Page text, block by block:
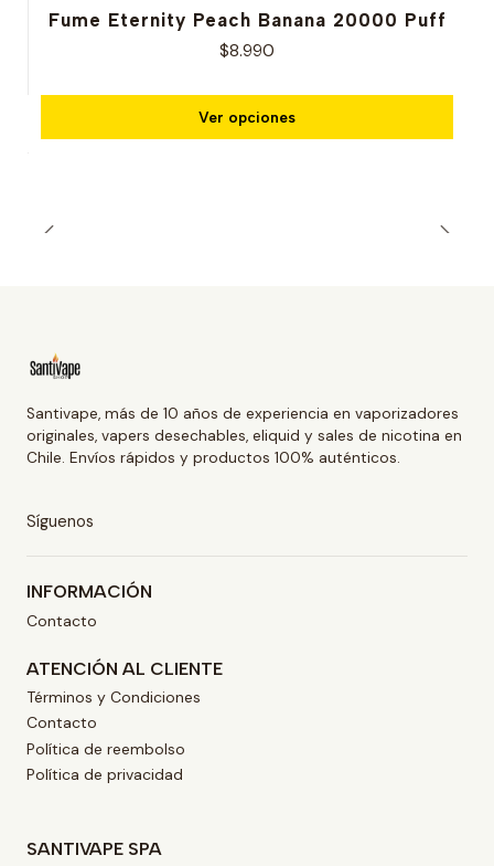
Fume Eternity Peach Banana 20000 Puff
$8.990
Ver opciones
Santivape, más de 10 años de experiencia en vaporizadores
originales, vapers desechables, eliquid y sales de nicotina en
Chile. Envíos rápidos y productos 100% auténticos.
Síguenos
INFORMACIÓN
Contacto
ATENCIÓN AL CLIENTE
Términos y Condiciones
Contacto
Política de reembolso
Política de privacidad
SANTIVAPE SPA